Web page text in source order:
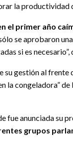
la productividad
el primer año
se aprobaron
si es necesario”,
gestión al frente
la congeladora” de
fue anunciada su
grupos